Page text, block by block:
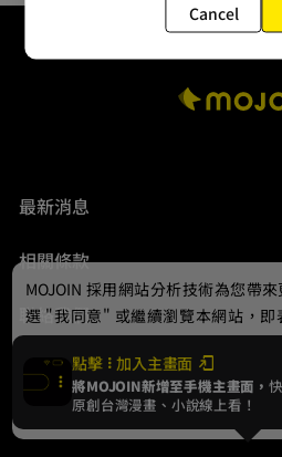
最新消息
相關條款
聯絡我們
© 2024 gamania Digital
點擊 加入主畫面
將MOJOIN新增至手機主畫面，
原創台灣漫畫、小說線上看！
MOJOIN 採用網站分析技術為您帶
選 "我同意" 或繼續瀏覽本網站，
Cookie，欲瞭解更多資訊請見隱私
我同意
Cancel